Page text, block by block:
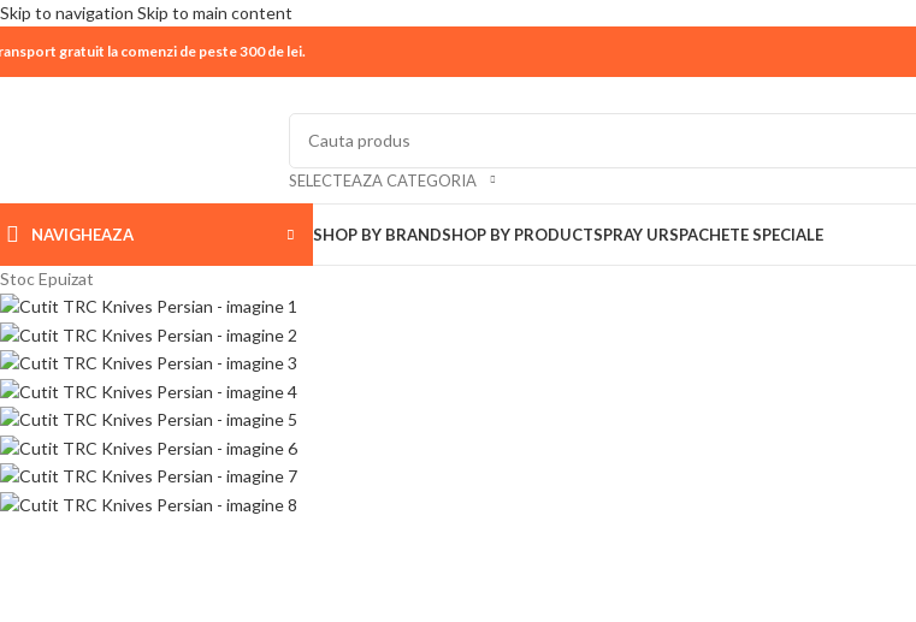
Skip to navigation Skip to main content
| 📦 Program livrari|In perioada11 August - 18 August,magazinul KPRO este inchis.
multumim pentru
gratuit la comenzi de peste 300 de lei.
SELECTEAZA CATEGORIA
NAVIGHEAZA SHOP BY BRANDSHOP BY PRODUCTSPRAY URSPACHETE SPECIALE
Stoc Epuizat